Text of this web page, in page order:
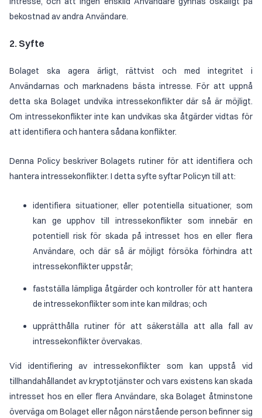
bekostnad av andra Användare.
2. Syfte
Bolaget ska agera ärligt, rättvist och med integritet i
Användarnas och marknadens bästa intresse. För att uppnå
detta ska Bolaget undvika intressekonflikter där så är möjligt.
Om intressekonflikter inte kan undvikas ska åtgärder vidtas för
att identifiera och hantera sådana konflikter.
Denna Policy beskriver Bolagets rutiner för att identifiera och
hantera intressekonflikter. I detta syfte syftar Policyn till att:
identifiera situationer, eller potentiella situationer, som
kan ge upphov till intressekonflikter som innebär en
potentiell risk för skada på intresset hos en eller flera
Användare, och där så är möjligt försöka förhindra att
intressekonflikter uppstår;
fastställa lämpliga åtgärder och kontroller för att hantera
de intressekonflikter som inte kan mildras; och
upprätthålla rutiner för att säkerställa att alla fall av
intressekonflikter övervakas.
Vid identifiering av intressekonflikter som kan uppstå vid
tillhandahållandet av kryptotjänster och vars existens kan skada
intresset hos en eller flera Användare, ska Bolaget åtminstone
överväga om Bolaget eller någon närstående person befinner sig